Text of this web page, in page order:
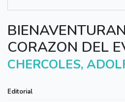
CORAZON DEL
CHERCOLES,
Editorial